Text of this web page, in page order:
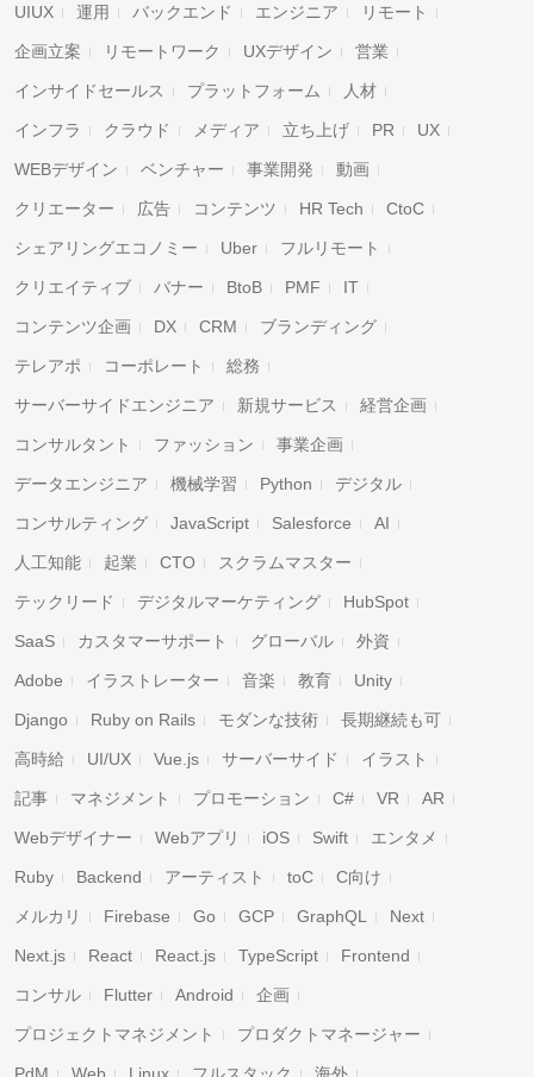
UIUX 運用 バックエンド エンジニア リモート
企画立案 リモートワーク UXデザイン 営業
インサイドセールス プラットフォーム 人材
インフラ クラウド メディア 立ち上げ PR UX
WEBデザイン ベンチャー 事業開発 動画
クリエーター 広告 コンテンツ HR Tech CtoC
シェアリングエコノミー Uber フルリモート
クリエイティブ バナー BtoB PMF IT
コンテンツ企画 DX CRM ブランディング
テレアポ コーポレート 総務
サーバーサイドエンジニア 新規サービス 経営企画
コンサルタント ファッション 事業企画
データエンジニア 機械学習 Python デジタル
コンサルティング JavaScript Salesforce AI
人工知能 起業 CTO スクラムマスター
テックリード デジタルマーケティング HubSpot
SaaS カスタマーサポート グローバル 外資
Adobe イラストレーター 音楽 教育 Unity
Django Ruby on Rails モダンな技術 長期継続も可
高時給 UI/UX Vue.js サーバーサイド イラスト
記事 マネジメント プロモーション C# VR AR
Webデザイナー Webアプリ iOS Swift エンタメ
Ruby Backend アーティスト toC C向け
メルカリ Firebase Go GCP GraphQL Next
Next.js React React.js TypeScript Frontend
コンサル Flutter Android 企画
プロジェクトマネジメント プロダクトマネージャー